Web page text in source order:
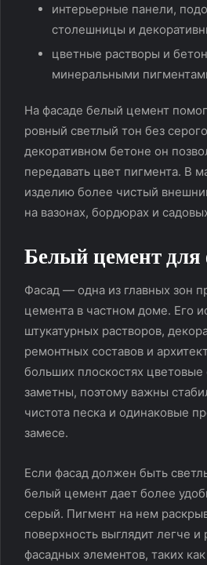
интерьерные панели,
столешницы и
цветные растворы и
минеральными
На фасаде белый цемент
ровный светлый тон без
декоративном бетоне он
передавать цвет пигмента. В
изделию более чистый
на вазонах, бордюрах и
Белый цемент для
Фасад — одна из главных зон
цемента в частном доме. Его
штукатурных растворов,
ремонтных составов и
больших плоскостях
заметны, поэтому важны
чистота песка и одинаковые
замесе.
Если фасад должен быть
белый цемент дает более
серый. Пигмент на нем
поверхность выглядит легче
фасадных элементов, таких